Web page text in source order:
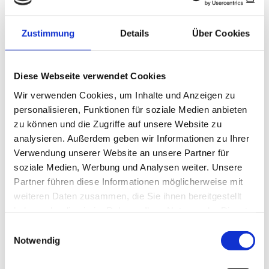
Zustimmung Details Über Cookies
Diese Webseite verwendet Cookies
Wir verwenden Cookies, um Inhalte und Anzeigen zu
personalisieren, Funktionen für soziale Medien anbieten
zu können und die Zugriffe auf unsere Website zu
analysieren. Außerdem geben wir Informationen zu Ihrer
Verwendung unserer Website an unsere Partner für
soziale Medien, Werbung und Analysen weiter. Unsere
Partner führen diese Informationen möglicherweise mit
weiteren Daten zusammen, die Sie ihnen bereitgestellt
Notwendig
traditionsreiche griechische „Mezedes“ zum
Ouzo im Sitzen konsumiert. Am ehesten könnte
man die Atmosphäre spanischer „Convivialidad“
mit venezianischen „Bàcari“ vergleichen,
Zahnstochersnacks – verzehren.
Auch wenn die malerische Tradition, alle
Papierservietten auf den Boden zu werfen und
gegen Mitternacht mit Sägespänen auszukehren,
am Verschwinden ist und das vertrauensvolle
Zahnstocher-Zählen für die Rechnung selten
wird, so bleibt das lockere Tapas-Zeremoniell
Selbstverständlichkeit, mit der Spanier und